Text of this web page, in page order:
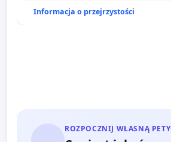
Informacja o przejrzystości
ROZPOCZNIJ WŁASNĄ